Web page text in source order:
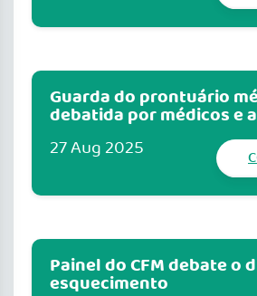
Guarda do prontuário
debatida por médicos e
27 Aug 2025
Painel do CFM debate o
esquecimento